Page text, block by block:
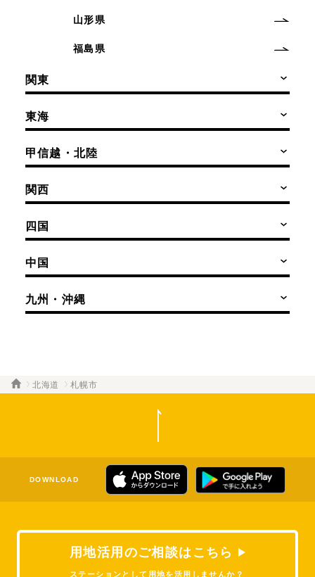
山形県
福島県
関東
東海
甲信越・北陸
関西
四国
中国
九州・沖縄
北海道 札幌市
用地活用のご相談はこちら
ステーションとして用地を活用しませんか？
DOWNLOAD